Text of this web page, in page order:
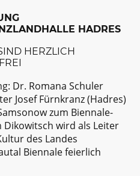
HADRES
HERZLICH
Dr. Romana Schuler
Josef Fürnkranz (Hadres)
zum Biennale-
Dikowitsch wird als Leiter
des Landes
Biennale feierlich